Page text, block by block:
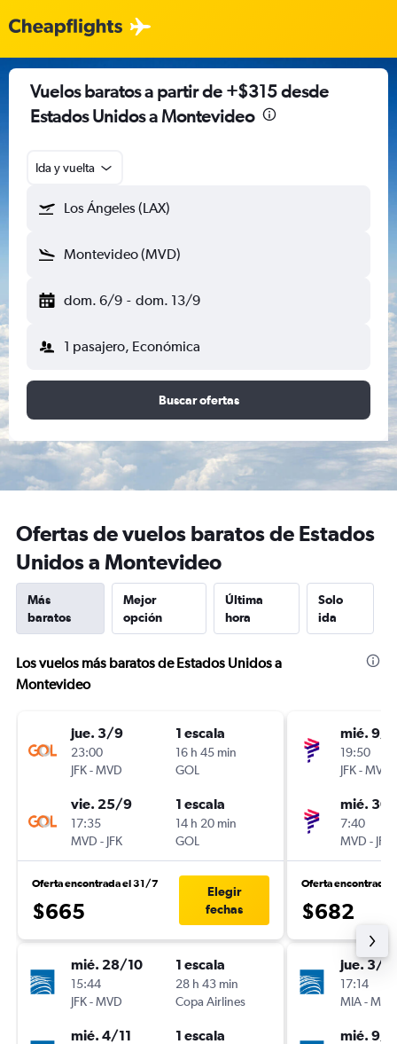
Vuelos baratos a partir de +$315 desde
Estados Unidos a Montevideo
Ida y vuelta
Los Ángeles (LAX)
Montevideo (MVD)
dom. 6/9 - dom. 13/9
1 pasajero, Económica
Buscar ofertas
Ofertas de vuelos baratos de Estados
Unidos a Montevideo
Más
baratos
Mejor
opción
Última
hora
Solo
ida
Los vuelos más baratos de Estados Unidos a
Montevideo
jue. 3/9
23:00
JFK-MVD
1 escala
16 h 45 min
GOL
vie. 25/9
17:35
MVD - JFK
1 escala
14 h 20 min
GOL
Oferta encontrada el 31/7
$665
Elegir
fechas
mié. 28/10
15:44
JFK-MVD
1 escala
28 h 43 min
Copa Airlines
mié. 4/11 1 escala
mié. 9/9
19:50
JFK-MVD
mié.
7:40
MVD - JFK
Oferta encontrada
$682
jue. 3/9
17:14
MIA-MVD
mié. 9/9